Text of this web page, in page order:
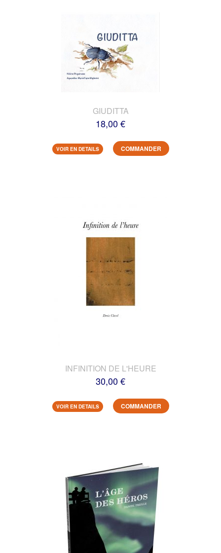
GIUDITTA
18,00 €
VOIR EN DETAILS COMMANDER
INFINITION DE L'HEURE
30,00 €
VOIR EN DETAILS COMMANDER